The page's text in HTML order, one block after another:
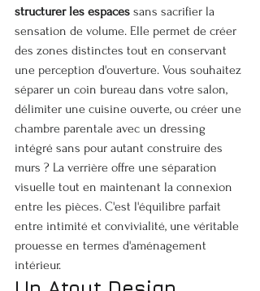
structurer les espaces sans sacrifier la
sensation de volume. Elle permet de créer
des zones distinctes tout en conservant
une perception d'ouverture. Vous souhaitez
séparer un coin bureau dans votre salon,
délimiter une cuisine ouverte, ou créer une
chambre parentale avec un dressing
intégré sans pour autant construire des
murs ? La verrière offre une séparation
visuelle tout en maintenant la connexion
entre les pièces. C'est l'équilibre parfait
entre intimité et convivialité, une véritable
prouesse en termes d'aménagement
intérieur.